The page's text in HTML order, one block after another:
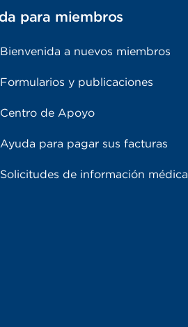
para miembros
Bienvenida a nuevos miembros
Formularios y publicaciones
Centro de Apoyo
Ayuda para pagar sus facturas
Solicitudes de información médica